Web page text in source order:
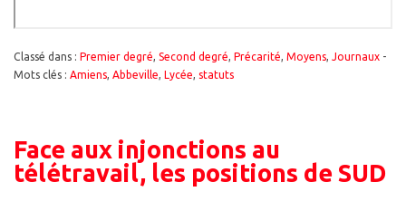
Classé dans : Premier degré, Second degré, Précarité, Moyens, Journaux-
Mots clés : Amiens, Abbeville, Lycée, statuts
Face aux injonctions au
télétravail, les positions de SUD